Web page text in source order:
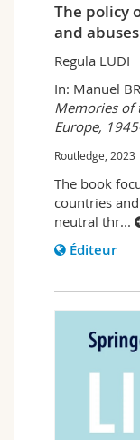
The policy
and
Regula LUDI
In: Manuel
Memories of
Europe,
Routledge, 2023
The book
countries
neutral thr...
Éditeur